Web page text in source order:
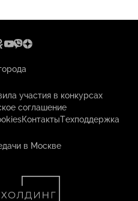
участия в конкурсах
соглашение
КонтактыТехподдержка
в Москве